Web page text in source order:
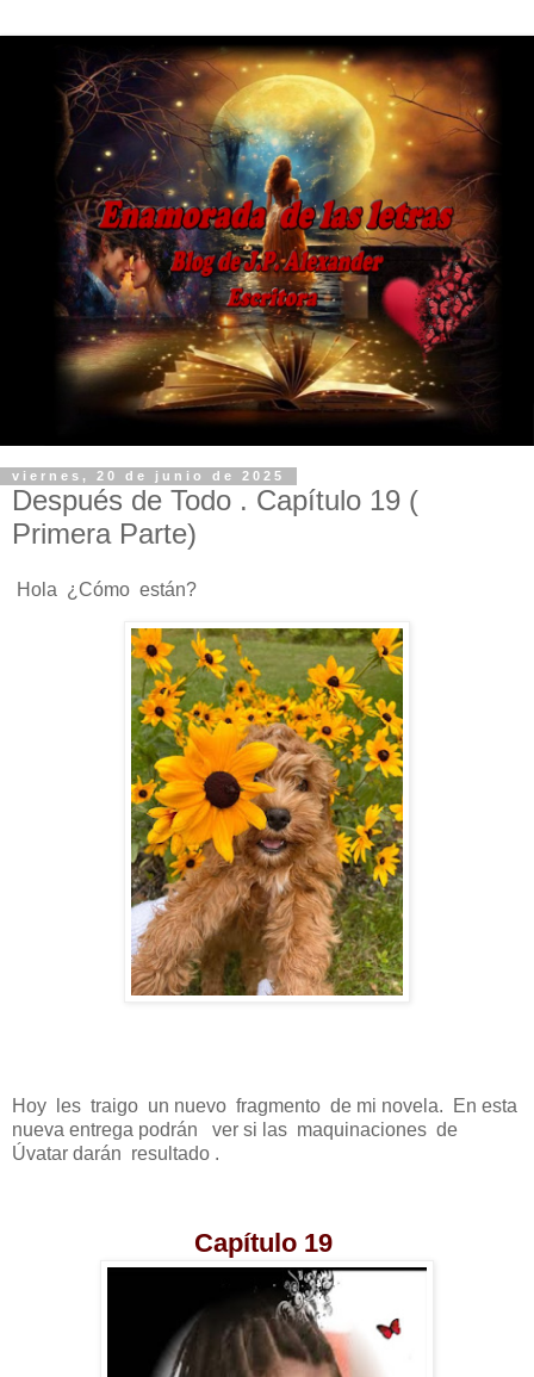
viernes, 20 de junio de 2025
Después de Todo . Capítulo 19 (
Primera Parte)
Hola ¿Cómo están?
Hoy les traigo un nuevo fragmento de mi novela. En esta
nueva entrega podrán ver si las maquinaciones de
Úvatar darán resultado .
Capítulo 19